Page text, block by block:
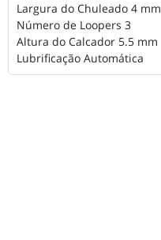
Largura do Chuleado 4 mm
Número de Loopers 3
Altura do Calcador 5.5 mm
Lubrificação Automática